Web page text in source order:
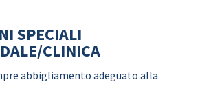
SPECIALI
CLINICA
abbigliamento adeguato alla